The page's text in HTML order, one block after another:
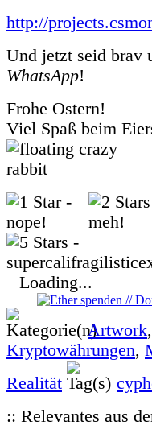
http://
Und jetzt seid brav
WhatsApp!
Frohe Ostern!
Viel Spaß beim
Loading...
Artwork,
Kryptowährungen,
Realität
:: Relevantes aus